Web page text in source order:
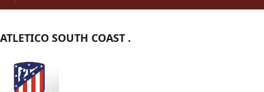
ATLETICO SOUTH COAST .